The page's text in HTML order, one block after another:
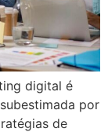
digital é
por
de